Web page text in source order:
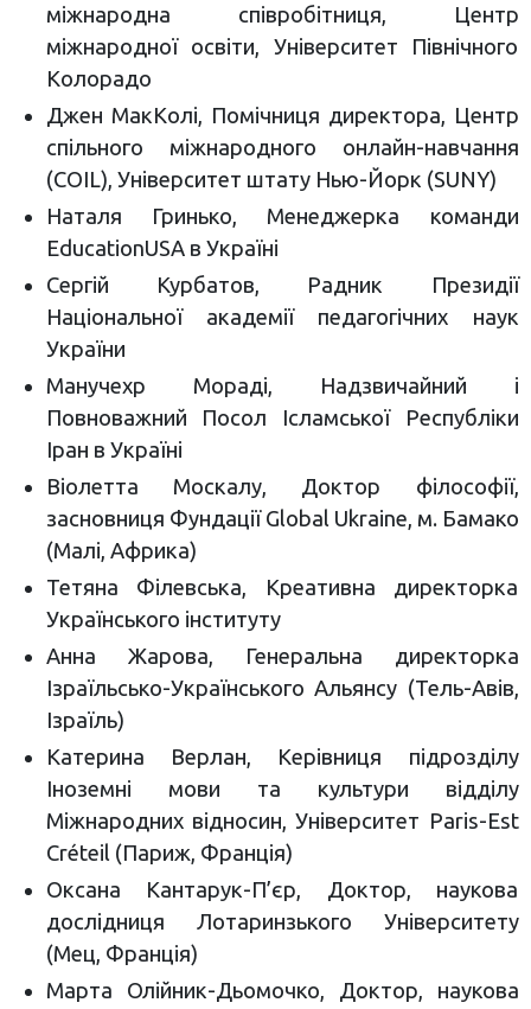
міжнародна співробітниця, Центр
міжнародної освіти, Університет Північного
Колорадо
Джен МакКолі, Помічниця директора, Центр
спільного міжнародного онлайн-навчання
(COIL), Університет штату Нью-Йорк (SUNY)
Наталя Гринько, Менеджерка команди
EducationUSA в Україні
Сергій Курбатов, Радник Президії
Національної академії педагогічних наук
України
Манучехр Мораді, Надзвичайний і
Повноважний Посол Ісламської Республіки
Іран в Україні
Віолетта Москалу, Доктор філософії,
засновниця Фундації Global Ukraine, м. Бамако
(Малі, Африка)
Тетяна Філевська, Креативна директорка
Українського інституту
Анна Жарова, Генеральна директорка
Ізраїльсько-Українського Альянсу (Тель-Авів,
Ізраїль)
Катерина Верлан, Керівниця підрозділу
Іноземні мови та культури відділу
Міжнародних відносин, Університет Paris-Est
Créteil (Париж, Франція)
Оксана Кантарук-П’єр, Доктор, наукова
дослідниця Лотаринзького Університету
(Мец, Франція)
Марта Олійник-Дьомочко, Доктор, наукова